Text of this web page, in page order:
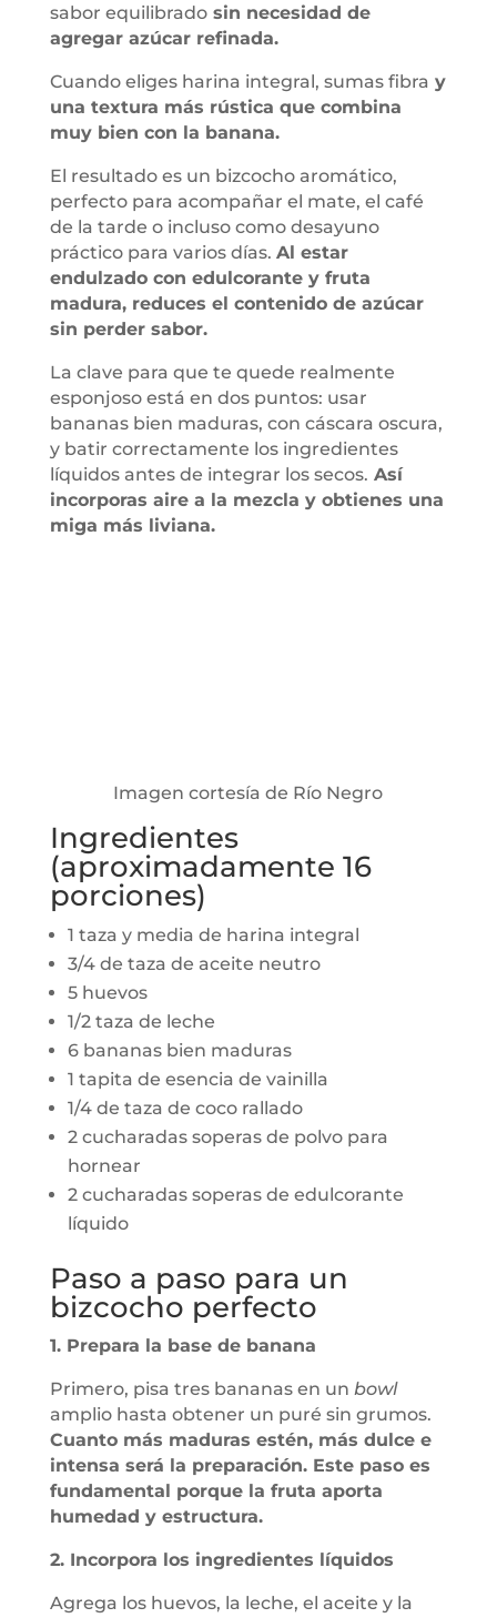
sabor equilibradosin necesidad de
agregar azúcar refinada.
Cuando eliges harina integral, sumas fibra y
una textura más rústica que combina
muy bien con la banana.
El resultado es un bizcocho aromático,
perfecto para acompañar el mate, el café
de la tarde o incluso como desayuno
práctico para varios días. Al estar
endulzado con edulcorante y fruta
madura, reduces el contenido de azúcar
sin perder sabor.
La clave para que te quede realmente
esponjoso está en dos puntos: usar
bananas bien maduras, con cáscara oscura,
y batir correctamente los ingredientes
líquidos antes de integrar los secos. Así
incorporas aire a la mezcla y obtienes una
miga más liviana.
Imagen cortesía de Río Negro
Ingredientes
(aproximadamente 16
porciones)
1 taza y media de harina integral
3/4 de taza de aceite neutro
5 huevos
1/2 taza de leche
6 bananas bien maduras
1 tapita de esencia de vainilla
1/4 de taza de coco rallado
2 cucharadas soperas de polvo para
hornear
2 cucharadas soperas de edulcorante
líquido
Paso a paso para un
bizcocho perfecto
1. Prepara la base de banana
Primero, pisa tres bananas en un bowl
amplio hasta obtener un puré sin grumos.
Cuanto más maduras estén, más dulce e
intensa será la preparación. Este paso es
fundamental porque la fruta aporta
humedad y estructura.
2. Incorpora los ingredientes líquidos
Agrega los huevos, la leche, el aceite y la